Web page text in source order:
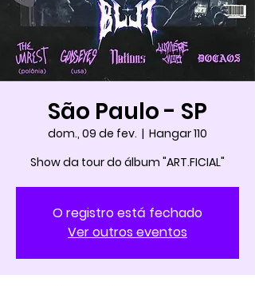
São Paulo - SP
dom., 09 de fev.
  |
Hangar 110
Show da tour do álbum "ART.FICIAL"
O registro está fechado
Ver outros eventos